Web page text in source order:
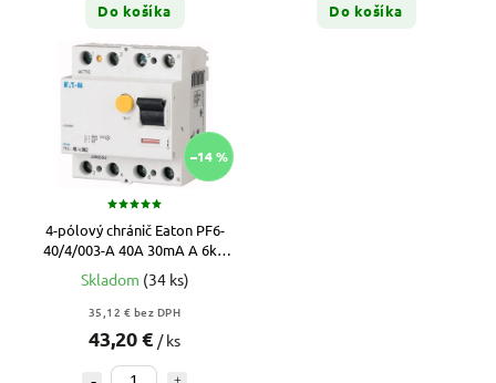
Do košíka Do košíka
–14 %
4-pólový chránič Eaton PF6-
40/4/003-A 40A 30mA A 6kA
(112933)
Skladom (34 ks)
35,12 € bez DPH
43,20 € / ks